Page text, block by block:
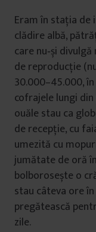
Eram în stația de
clădire albă,
care nu‑și
de reproducție
30.000–45.000,
cofrajele lungi
ouăle stau ca
de recepție, cu
umezită cu
jumătate de oră
bolborosește o
stau câteva ore în
pregătească
zile.